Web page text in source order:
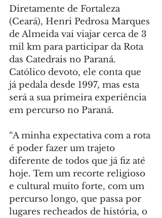
Diretamente de Fortaleza
(Ceará), Henri Pedrosa Marques
de Almeida vai viajar cerca de 3
mil km para participar da Rota
das Catedrais no Paraná.
Católico devoto, ele conta que
já pedala desde 1997, mas esta
será a sua primeira experiência
em percurso no Paraná.
“A minha expectativa com a rota
é poder fazer um trajeto
diferente de todos que já fiz até
hoje. Tem um recorte religioso
e cultural muito forte, com um
percurso longo, que passa por
lugares recheados de história, o